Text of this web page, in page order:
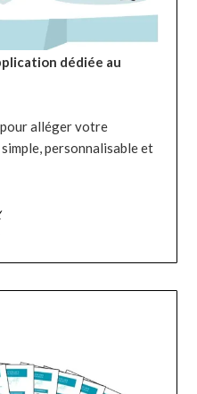
dédiée au
pour alléger votre
personnalisable et